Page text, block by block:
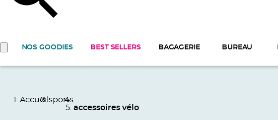
NOS GOODIES BEST SELLERS BAGAGERIE BUREAU
Accueil sports
accessoires vélo